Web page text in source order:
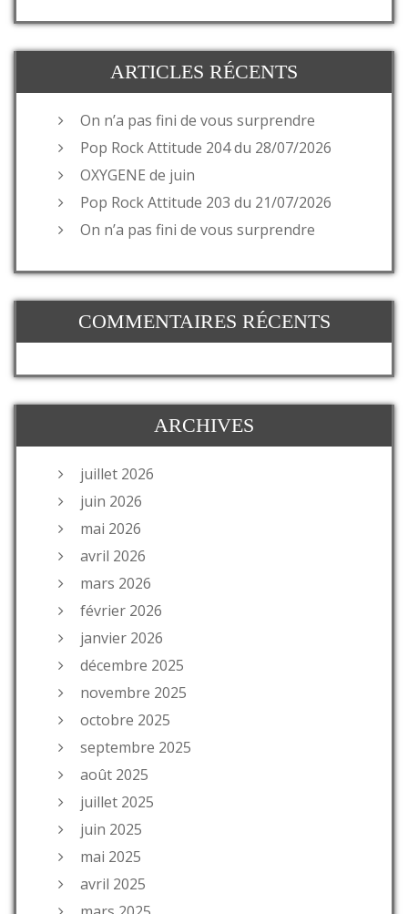
ARTICLES RÉCENTS
On n’a pas fini de vous surprendre
Pop Rock Attitude 204 du 28/07/2026
OXYGENE de juin
Pop Rock Attitude 203 du 21/07/2026
On n’a pas fini de vous surprendre
COMMENTAIRES RÉCENTS
ARCHIVES
juillet 2026
juin 2026
mai 2026
avril 2026
mars 2026
février 2026
janvier 2026
décembre 2025
novembre 2025
octobre 2025
septembre 2025
août 2025
juillet 2025
juin 2025
mai 2025
avril 2025